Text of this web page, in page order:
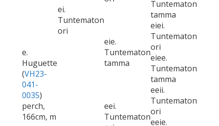
e.
Huguette
(VH23-
041-
0035)
perch,
166cm, m
ei.
Tuntematon
ori
Tuntematon
tamma
eie.
Tuntematon
tamma
eiei.
Tuntematon
ori
eiee.
Tuntematon
tamma
eei.
Tuntematon
eeii.
Tuntematon
ori
eeie.